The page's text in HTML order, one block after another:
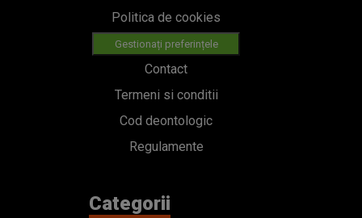
Politica de cookies
Gestionați preferințele
Contact
Termeni si conditii
Cod deontologic
Regulamente
Categorii